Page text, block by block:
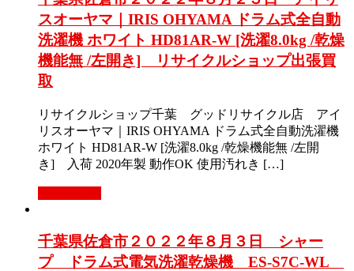
スオーヤマ｜IRIS OHYAMA ドラム式全自動
洗濯機 ホワイト HD81AR-W [洗濯8.0kg /乾燥
機能無 /左開き] リサイクルショップ出張買
取
リサイクルショップ千葉 グッドリサイクル店 アイ
リスオーヤマ｜IRIS OHYAMA ドラム式全自動洗濯機
ホワイト HD81AR-W [洗濯8.0kg /乾燥機能無 /左開
き] 入荷 2020年製 動作OK 使用汚れき […]
千葉県佐倉市２０２２年８月３日 シャー
プ ドラム式電気洗濯乾燥機 ES-S7C-WL